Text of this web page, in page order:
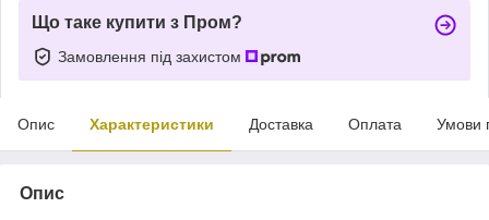
Що таке купити з Пром?
Замовлення під захистом
Опис Характеристики Доставка Оплата Умови
Опис